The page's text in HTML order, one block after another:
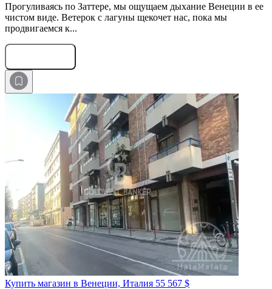
Прогуливаясь по Заттере, мы ощущаем дыхание Венеции в ее
чистом виде. Ветерок с лагуны щекочет нас, пока мы
продвигаемся к...
Купить магазин в Венеции, Италия 55 567 $